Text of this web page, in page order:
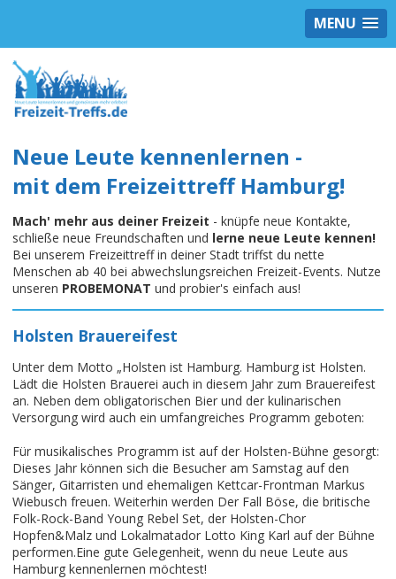
MENU
Neue Leute kennenlernen -
mit dem Freizeittreff Hamburg!
Mach' mehr aus deiner Freizeit - knüpfe neue Kontakte,
schließe neue Freundschaften und lerne neue Leute kennen!
Bei unserem Freizeittreff in deiner Stadt triffst du nette
Menschen ab 40 bei abwechslungsreichen Freizeit-Events. Nutze
unseren PROBEMONAT und probier's einfach aus!
Holsten Brauereifest
Unter dem Motto „Holsten ist Hamburg. Hamburg ist Holsten.
Lädt die Holsten Brauerei auch in diesem Jahr zum Brauereifest
an. Neben dem obligatorischen Bier und der kulinarischen
Versorgung wird auch ein umfangreiches Programm geboten:
Für musikalisches Programm ist auf der Holsten-Bühne gesorgt:
Dieses Jahr können sich die Besucher am Samstag auf den
Sänger, Gitarristen und ehemaligen Kettcar-Frontman Markus
Wiebusch freuen. Weiterhin werden Der Fall Böse, die britische
Folk-Rock-Band Young Rebel Set, der Holsten-Chor
Hopfen&Malz und Lokalmatador Lotto King Karl auf der Bühne
performen.Eine gute Gelegenheit, wenn du neue Leute aus
Hamburg kennenlernen möchtest!